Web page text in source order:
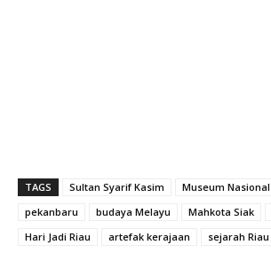
TAGS Sultan Syarif Kasim Museum Nasional
pekanbaru
budaya Melayu Mahkota Siak
Hari Jadi Riau
artefak kerajaan sejarah Riau